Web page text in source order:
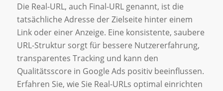
Die Real-URL, auch Final-URL genannt, ist die
tatsächliche Adresse der Zielseite hinter einem
Link oder einer Anzeige. Eine konsistente, saubere
URL-Struktur sorgt für bessere Nutzererfahrung,
transparentes Tracking und kann den
Qualitätsscore in Google Ads positiv beeinflussen.
Erfahren Sie, wie Sie Real-URLs optimal einrichten